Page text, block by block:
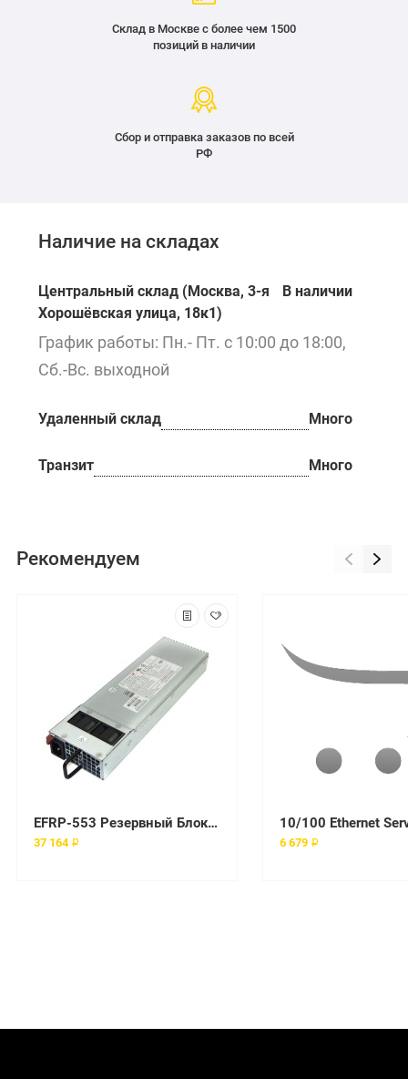
Склад в Москве с более чем 1500
позиций в наличии
Сбор и отправка заказов по всей
РФ
Наличие на складах
Центральный склад (Москва, 3-я
Хорошёвская улица, 18к1)
В наличии
График работы: Пн.- Пт. с 10:00 до 18:00,
Сб.-Вс. выходной
Удаленный склад Много
Транзит Много
Рекомендуем
EFRP-553 Резервный Блок питания Etasis 550 Вт
37 164 ₽ 6 679 ₽